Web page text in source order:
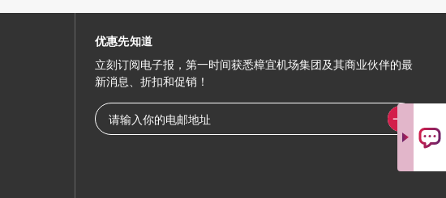
优惠先知道
立刻订阅电子报，第一时间获悉樟宜机场集团及其商业伙伴的最
新消息、折扣和促销！